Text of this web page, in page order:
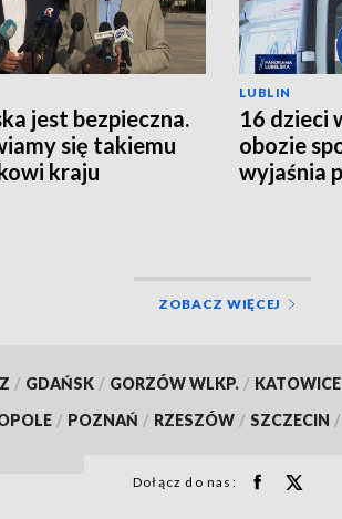
jest bezpieczna.
się takiemu
kraju
LUBLIN
16 dzieci
obozie
wyjaśnia
ZOBACZ WIĘCEJ
/ GDAŃSK / GORZÓW WLKP. / KATOWICE
/ POZNAŃ / RZESZÓW / SZCZECIN /
Dołącz do nas: